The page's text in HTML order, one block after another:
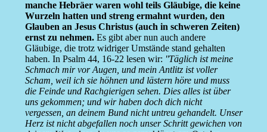
manche Hebräer waren wohl teils Gläubige, die keine
Wurzeln hatten und streng ermahnt wurden, den
Glauben an Jesus Christus (auch in schweren Zeiten)
ernst zu nehmen.Es gibt aber nun auch andere
Gläubige, die trotz widriger Umstände stand gehalten
haben. In Psalm 44, 16-22 lesen wir: ''Täglich ist meine
Schmach mir vor Augen, und mein Antlitz ist voller
Scham, weil ich sie höhnen und lästern höre und muss
die Feinde und Rachgierigen sehen. Dies alles ist über
uns gekommen; und wir haben doch dich nicht
vergessen, an deinem Bund nicht untreu gehandelt. Unser
Herz ist nicht abgefallen noch unser Schritt gewichen von